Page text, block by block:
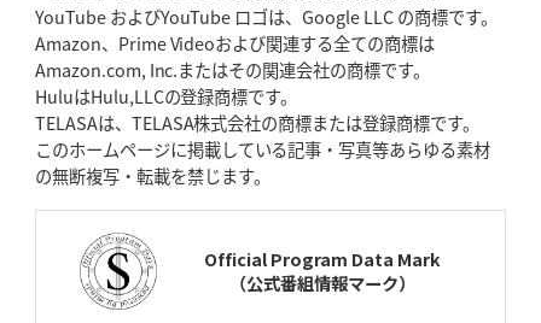
2026年4月23日(木)更新
元代表ラピース、今季限りで引退「クボタは10年いた自分のホーム」
2026年4月16日(木)更新
BL東京「強化拠点」を「共有財産」に新クラブハウスは「皆に開かれ
た空間」
2026年4月9日(木)更新
スティーラーズ、名門復活の足音
2026年4月2日(木)更新
YouTube およびYouTube ロゴは、Google LLC の商標です。
Amazon、Prime Videoおよび関連する全ての商標は
Amazon.com, Inc.またはその関連会社の商標です。
HuluはHulu,LLCの登録商標です。
TELASAは、TELASA株式会社の商標または登録商標です。
このホームページに掲載している記事・写真等あらゆる素材
の無断複写・転載を禁じます。
Official Program Data Mark
（公式番組情報マーク）